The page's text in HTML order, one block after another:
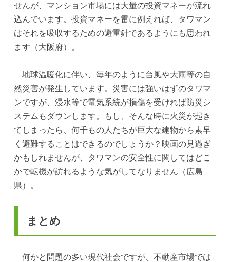
せんが、マンション市場には大量の投資マネーが流れ
込んでいます。投資マネーを雷に例えれば、タワマン
はそれを吸収するための避雷針であるようにも思われ
ます（大阪府）。
地球温暖化に伴い、毎年のように台風や大雨等の自
然災害が発生しています。災害には強いはずのタワマ
ンですが、浸水等で電気系統が損傷を受ければ防災シ
ステムもダウンします。もし、そんな時に火災が起き
てしまったら、何千もの人たちが巨大な建物から素早
く避難することはできるのでしょうか？映画の見過ぎ
かもしれませんが、タワマンの安全性に関してはどこ
かで転機が訪れるような気がしてなりません（広島
県）。
まとめ
何かと問題の多い現代社会ですが、不動産市場では